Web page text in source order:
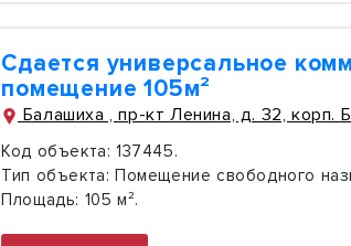
Сдается универсальное
помещение 105м²
Балашиха , пр-кт Ленина, д. 32, корп. Б
Код объекта: 137445.
Тип объекта: Помещение свободного
Площадь: 105 м².